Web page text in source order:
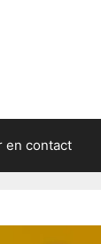
en contact